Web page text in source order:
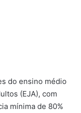
do ensino médio
(EJA), com
mínima de 80%